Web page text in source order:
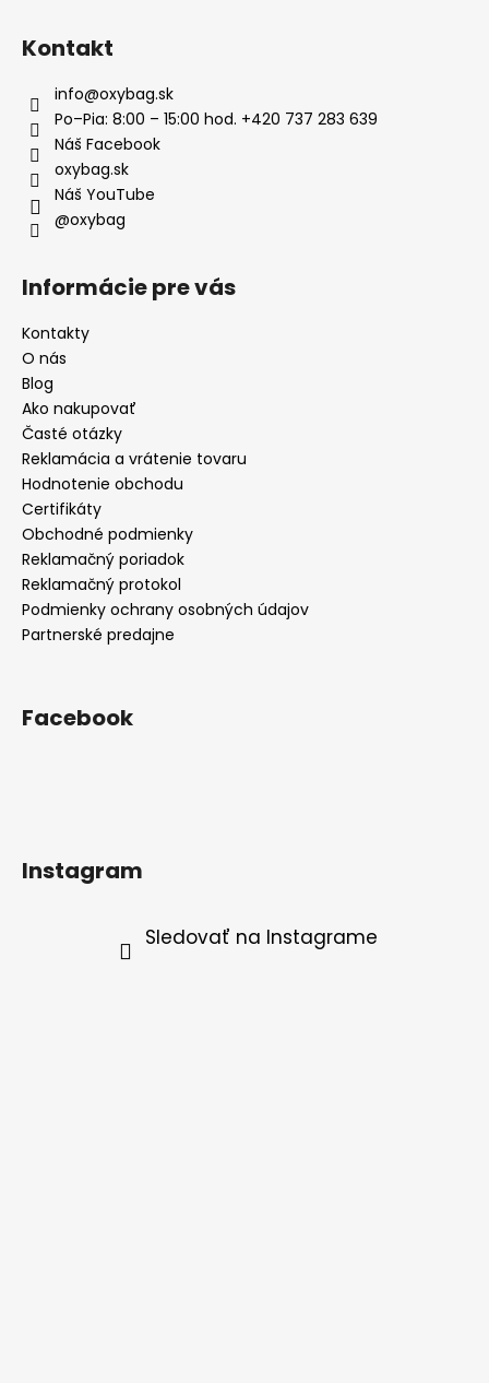
Kontakt
info@oxybag.sk
Po–Pia: 8:00 – 15:00 hod. +420 737 283 639
Náš Facebook
oxybag.sk
Náš YouTube
@oxybag
Informácie pre vás
Kontakty
O nás
Blog
Ako nakupovať
Časté otázky
Reklamácia a vrátenie tovaru
Hodnotenie obchodu
Certifikáty
Obchodné podmienky
Reklamačný poriadok
Reklamačný protokol
Podmienky ochrany osobných údajov
Partnerské predajne
Facebook
Instagram
Sledovať na Instagrame